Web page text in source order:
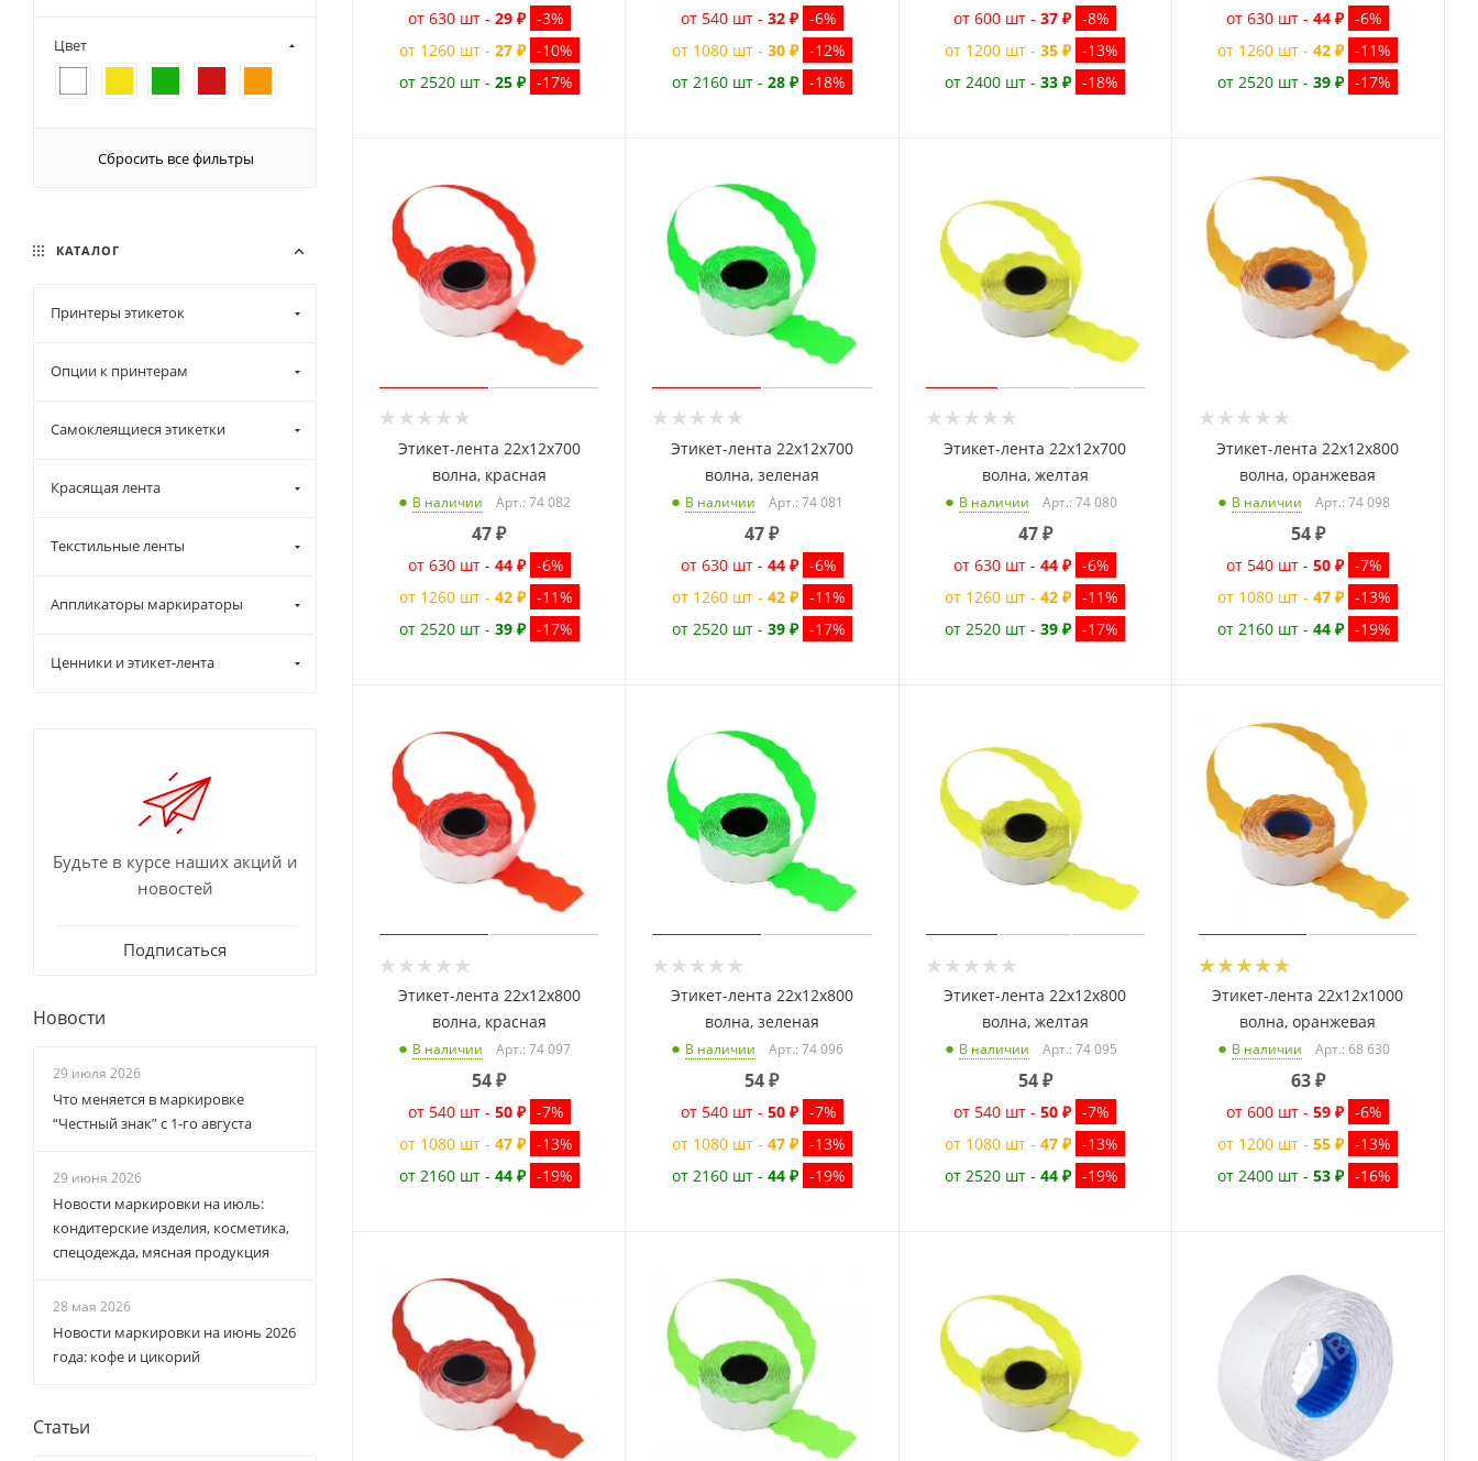
от 630 шт - 29 ₽ -3%
от 1260 шт - 27 ₽ -10%
от 2520 шт - 25 ₽ -17%
от 540 шт - 32 ₽ -6%
от 1080 шт - 30 ₽ -12%
от 2160 шт - 28 ₽ -18%
от 600 шт -37 ₽ -8%
от 1200 шт -35 ₽ -13%
от 2400 шт -33 ₽ -18%
от 630 шт -44 ₽ -6%
от 1260 шт -42 ₽ -11%
от 2520 шт -39 ₽ -17%
Этикет-лента 22x12x700
волна, красная
В наличии Арт.: 74 082
47₽
от 630 шт - 44 ₽ -6%
от 1260 шт - 42 ₽ -11%
от 2520 шт - 39 ₽ -17%
Этикет-лента 22x12x700
волна, зеленая
В наличии Арт.: 74 081
47₽
от 630 шт - 44 ₽ -6%
от 1260 шт - 42 ₽ -11%
от 2520 шт - 39 ₽ -17%
Этикет-лента 22x12x700
волна, желтая
В наличии Арт.: 74 080
47₽
от 630 шт -44 ₽ -6%
от 1260 шт -42 ₽ -11%
от 2520 шт -39 ₽ -17%
Этикет-лента 22x12x800
волна, оранжевая
В наличии Арт.: 74 098
54₽
от 540 шт -50 ₽ -7%
от 1080 шт -47 ₽ -13%
от 2160 шт -44 ₽ -19%
Этикет-лента 22x12x800
волна, красная
В наличии Арт.: 74 097
54₽
от 540 шт - 50 ₽ -7%
от 1080 шт - 47 ₽ -13%
от 2160 шт - 44 ₽ -19%
Этикет-лента 22x12x800
волна, зеленая
В наличии Арт.: 74 096
54₽
от 540 шт - 50 ₽ -7%
от 1080 шт - 47 ₽ -13%
от 2160 шт - 44 ₽ -19%
Этикет-лента 22x12x800
волна, желтая
В наличии Арт.: 74 095
54₽
от 540 шт -50 ₽ -7%
от 1080 шт -47 ₽ -13%
от 2520 шт -44 ₽ -19%
Этикет-лента 22x12x1000
волна, оранжевая
В наличии Арт.: 68 630
63₽
от 600 шт -59 ₽ -6%
от 1200 шт -55 ₽ -13%
от 2400 шт -53 ₽ -16%
Цвет
Сбросить все фильтры
КАТАЛОГ
Принтеры этикеток
Опции к принтерам
Самоклеящиеся этикетки
Красящая лента
Текстильные ленты
Аппликаторы маркираторы
Ценники и этикет-лента
Будьте в курсе наших акций и
новостей
Подписаться
Новости
29 июля 2026
Что меняется в маркировке
“Честный знак” с 1-го августа
29 июня 2026
Новости маркировки на июль:
кондитерские изделия, косметика,
спецодежда, мясная продукция
28 мая 2026
Новости маркировки на июнь 2026
года: кофе и цикорий
Статьи